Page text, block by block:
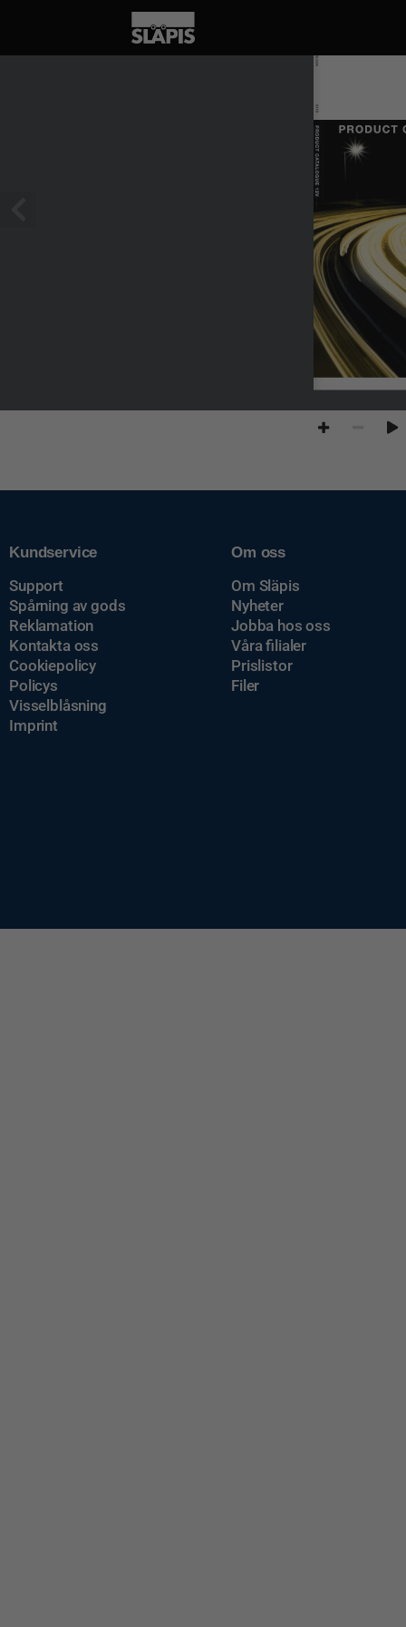
PRODUCT
PRODUCT CATALOGUE 12V
www.aspoeck.com
0119
Kundservice
Support
Spårning av gods
Reklamation
Kontakta oss
Cookiepolicy
Policys
Visselblåsning
Imprint
Om oss
Om Släpis
Nyheter
Jobba hos oss
Våra filialer
Prislistor
Filer